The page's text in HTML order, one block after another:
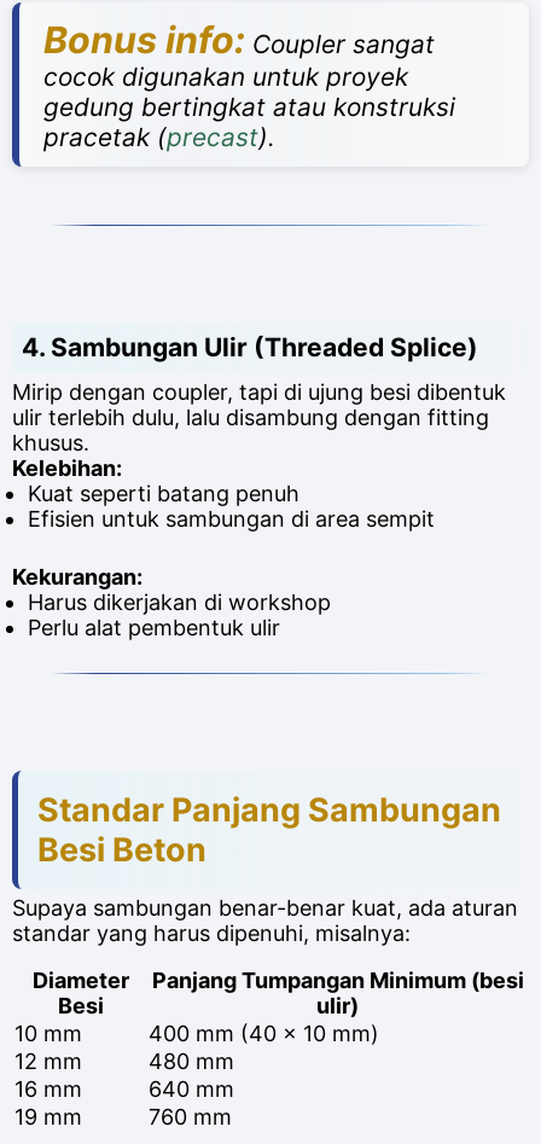
Bonus info: Coupler sangat
cocok digunakan untuk proyek
gedung bertingkat atau konstruksi
pracetak (precast).
4. Sambungan Ulir (Threaded Splice)
Mirip dengan coupler, tapi di ujung besi dibentuk
ulir terlebih dulu, lalu disambung dengan fitting
khusus.
Kelebihan:
Kuat seperti batang penuh
Efisien untuk sambungan di area sempit
Kekurangan:
Harus dikerjakan di workshop
Perlu alat pembentuk ulir
Standar Panjang Sambungan
Besi Beton
Supaya sambungan benar-benar kuat, ada aturan
standar yang harus dipenuhi, misalnya:
Diameter
Besi
Panjang Tumpangan Minimum (besi
ulir)
10 mm
400 mm (40 x 10 mm)
12 mm
480 mm
16 mm
640 mm
19 mm
760 mm